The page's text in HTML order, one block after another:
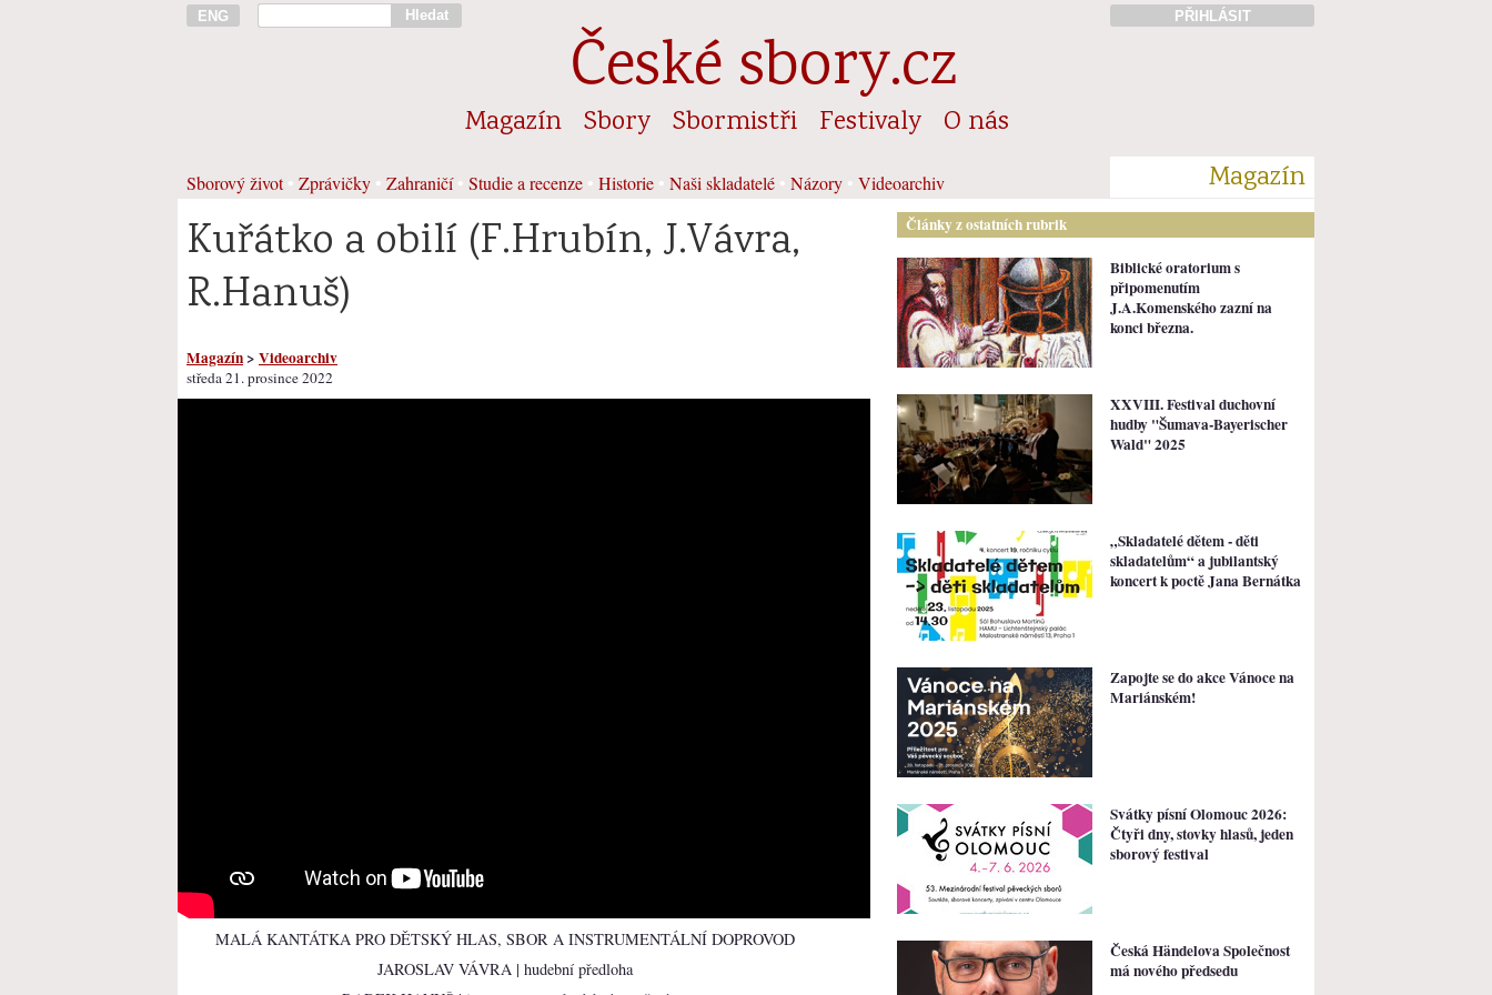
ENG Hledat PŘIHLÁSIT
České sbory.cz
Magazín Sbory Sbormistři Festivaly O nás
Sborový život• Zprávičky Zahraničí• Studie a recenze Historie Naši skladatelé Názory Videoarchiv Magazín
Kuřátko a obilí (F.Hrubín, J.Vávra,
R.Hanuš)
Magazín> Videoarchiv
středa 21. prosince 2022
MALÁ KANTÁTKA PRO DĚTSKÝ HLAS, SBOR A INSTRUMENTÁLNÍ DOPROVOD
JAROSLAV VÁVRA | hudební předloha
Články z ostatních rubrik
Biblické oratorium s
připomenutím
J.A.Komenského zazní na
konci března.
XXVIII. Festival duchovní
hudby "Šumava-Bayerischer
Wald" 2025
„Skladatelé dětem - děti
skladatelům“ a jubilantský
koncert k poctě Jana Bernátka
Zapojte se do akce Vánoce na
Mariánském!
Svátky písní Olomouc 2026:
Čtyři dny, stovky hlasů, jeden
sborový festival
Česká Händelova Společnost
má nového předsedu